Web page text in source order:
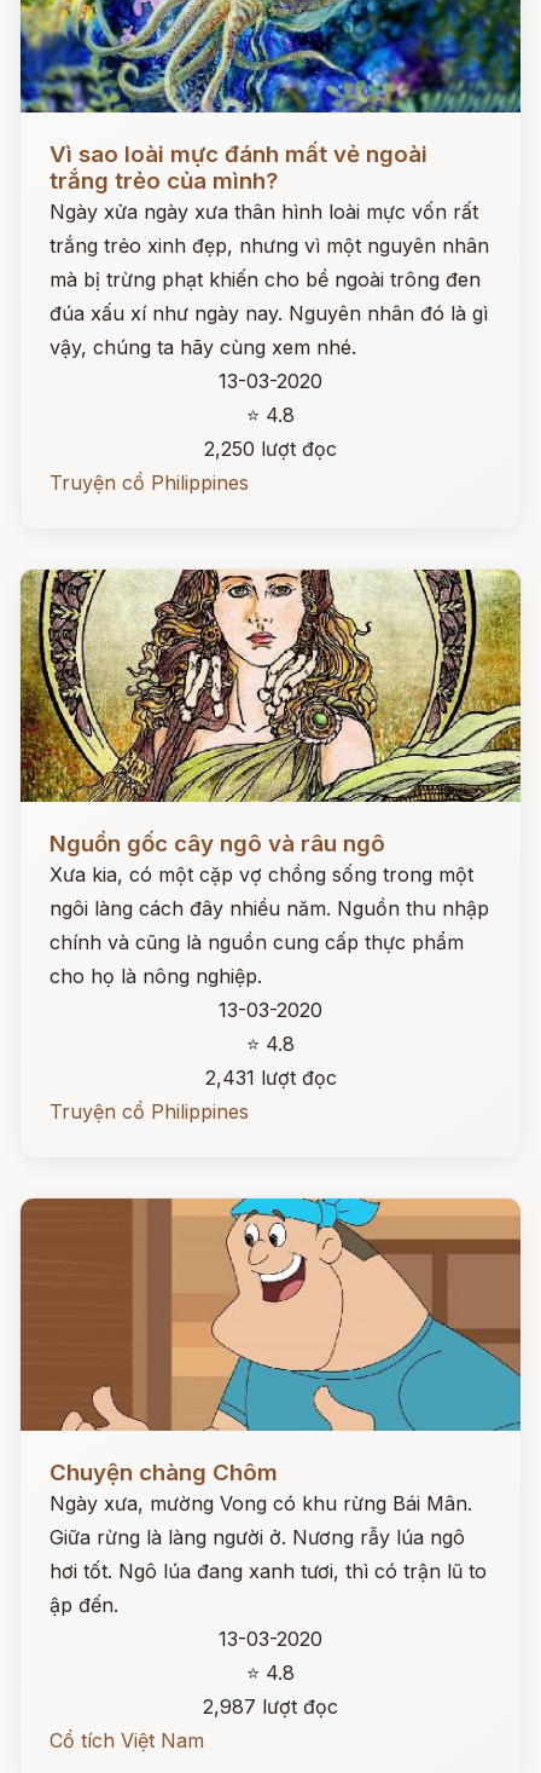
Vì sao loài mực đánh mất vẻ ngoài
trắng trẻo của mình?
Ngày xửa ngày xưa thân hình loài mực vốn rất
trắng trẻo xinh đẹp, nhưng vì một nguyên nhân
mà bị trừng phạt khiến cho bề ngoài trông đen
đúa xấu xí như ngày nay. Nguyên nhân đó là gì
vậy, chúng ta hãy cùng xem nhé.
13-03-2020
⭐ 4.8
2,250 lượt đọc
Truyện cổ Philippines
Đọc ngay
Nguồn gốc cây ngô và râu ngô
Xưa kia, có một cặp vợ chồng sống trong một
ngôi làng cách đây nhiều năm. Nguồn thu nhập
chính và cũng là nguồn cung cấp thực phẩm
cho họ là nông nghiệp.
13-03-2020
⭐ 4.8
2,431 lượt đọc
Truyện cổ Philippines
Chuyện chàng Chôm
Ngày xưa, mường Vong có khu rừng Bái Mân.
Giữa rừng là làng người ở. Nương rẫy lúa ngô
hơi tốt. Ngô lúa đang xanh tươi, thì có trận lũ to
ập đến.
13-03-2020
⭐ 4.8
2,987 lượt đọc
Cổ tích Việt Nam